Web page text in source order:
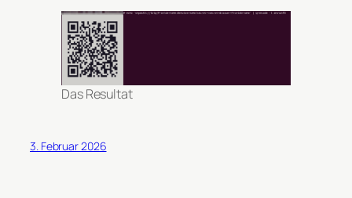
Das Resultat
3. Februar 2026